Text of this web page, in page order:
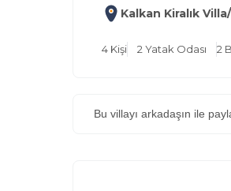
Kalkan Kiralık
4 Kişi 2 Yatak Odası 2
Bu villayı arkadaşın ile